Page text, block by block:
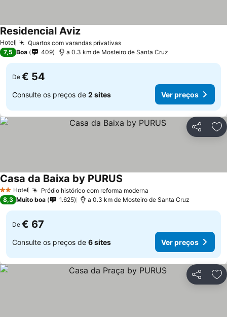
Hotel Quartos com varandas privativasVer preços
Residencial AvizVer preços
7,5 Boa 409 a 0.3 km de Mosteiro de Santa Cruz
De € 54
Consulte os preços de 2 sites Ver preços
Partilhar
2 Estrelas
Hotel Prédio histórico com reforma moderna
Casa da Baixa by PURUS
8,3 Muito boa 1.625 a 0.3 km de Mosteiro de Santa Cruz
De € 67
Consulte os preços de 6 sites Ver preços
Partilhar